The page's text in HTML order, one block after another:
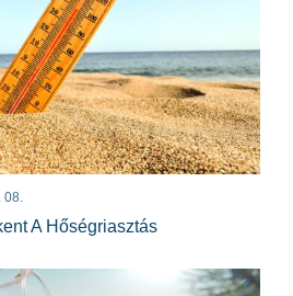
A Hőségriasztás